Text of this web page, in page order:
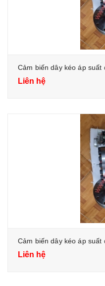
Cảm biến dây kéo áp suất
Liên hệ
Cảm biến dây kéo áp suất
Liên hệ